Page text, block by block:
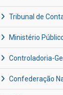
Tribunal de
Ministério
Controladoria-
Confederação